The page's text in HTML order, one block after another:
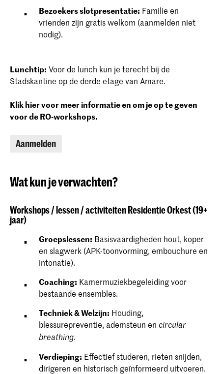
Bezoekers slotpresentatie: Familie en
vrienden zijn gratis welkom (aanmelden niet
nodig).
Lunchtip: Voor de lunch kun je terecht bij de
Stadskantine op de derde etage van Amare.
Klik hier voor meer informatie en om je op te geven
voor de RO-workshops.
Aanmelden
Wat kun je verwachten?
Workshops / lessen / activiteiten Residentie Orkest (19+
jaar)
Groepslessen: Basisvaardigheden hout, koper
en slagwerk (APK-toonvorming, embouchure en
intonatie).
Coaching: Kamermuziekbegeleiding voor
bestaande ensembles.
Techniek & Welzijn: Houding,
blessurepreventie, ademsteun encircular
breathing.
Verdieping: Effectief studeren, rieten snijden,
dirigeren en historisch geïnformeerd uitvoeren.